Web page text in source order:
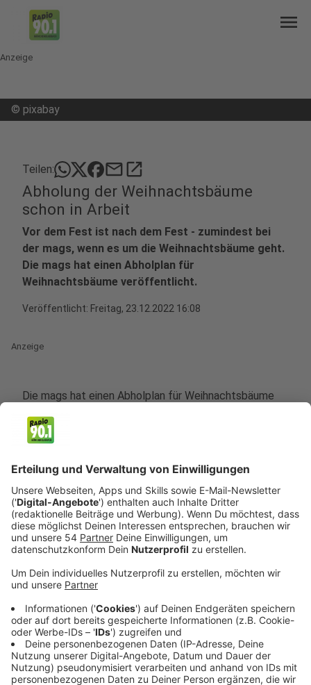
menu
Anzeige
© pixabay
Teilen: mailopen_in_new
Abholung der Weihnachtsbäume
schon in Arbeit
Vor dem Fest ist nach dem Fest - zumindest bei
der mags, wenn es um die Weihnachtsbäume geht.
Die mags hat einen Abholplan für
Weihnachtsbäume veröffentlicht.
Veröffentlicht: Freitag, 23.12.2022 16:08
Anzeige
Die mags hat einen Abholplan für Weihnachtsbäume
an denen die Bäume abgeholt werden. Auch der
Müllabfuhrplan verschiebt sich durch die Feiertage.
Vor dem Fest ist nach dem Fest - zumindest bei der
mags, wenn es um die Weihnachtsbäume geht. Denn
schon jetzt erklärt das städtische Unternehmen wann
und wie die Weihnachtsbäume fachgerecht entsorgt
werden können. Die GEM holt die Bäume im neuen Jahr
am 7. und am 14. Januar ab. Dafür müssen sie aber frei
groß sein. Auch einzelne Zweige können dabei
verschiebt sich auch die Müllabholung. Die mags-
Gebührenabteilung ist von Dienstag, 27. Dezember
2022, bis einschließlich Freitag, 30. Dezember 2022,
geschlossen.